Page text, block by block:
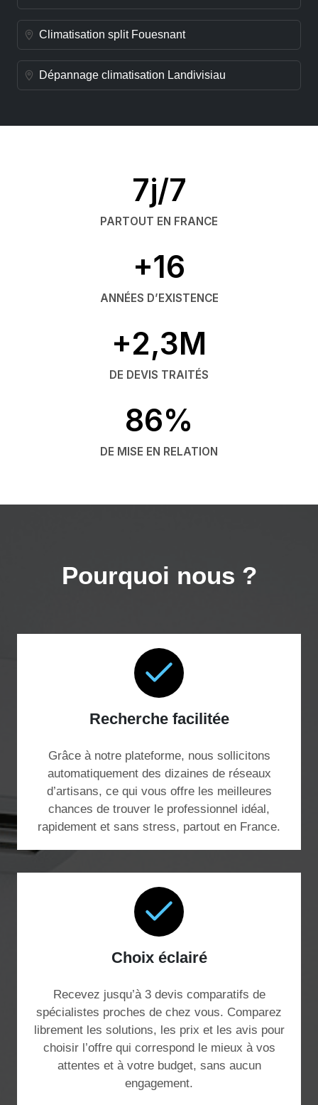
Climatisation split Fouesnant
Dépannage climatisation Landivisiau
7j/7
PARTOUT EN FRANCE
+16
ANNÉES D’EXISTENCE
+2,3M
DE DEVIS TRAITÉS
86%
DE MISE EN RELATION
Pourquoi nous ?
Recherche facilitée
Grâce à notre plateforme, nous sollicitons
automatiquement des dizaines de réseaux
d’artisans, ce qui vous offre les meilleures
chances de trouver le professionnel idéal,
rapidement et sans stress, partout en France.
Choix éclairé
Recevez jusqu’à 3 devis comparatifs de
spécialistes proches de chez vous. Comparez
librement les solutions, les prix et les avis pour
choisir l’offre qui correspond le mieux à vos
attentes et à votre budget, sans aucun
engagement.